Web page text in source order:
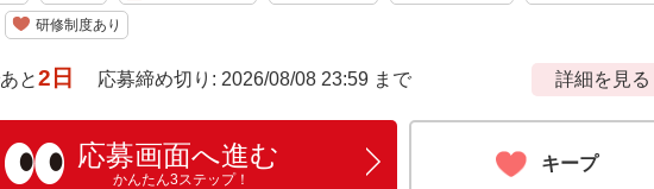
研修制度あり
と2日 応募締め切り: 2026/08/08 23:59 まで 詳細を見る
応募画面へ進む
かんたん3ステップ！
キープ